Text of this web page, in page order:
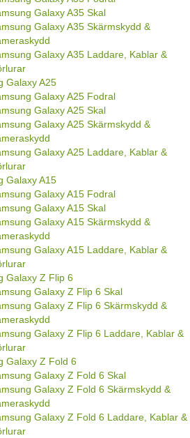
Galaxy A35 Skal
Galaxy A35 Skärmskydd &
Galaxy A35 Laddare, Kablar &
Galaxy A25
Galaxy A25 Fodral
Galaxy A25 Skal
Galaxy A25 Skärmskydd &
Galaxy A25 Laddare, Kablar &
Galaxy A15
Galaxy A15 Fodral
Galaxy A15 Skal
Galaxy A15 Skärmskydd &
Galaxy A15 Laddare, Kablar &
Galaxy Z Flip 6
Galaxy Z Flip 6 Skal
Galaxy Z Flip 6 Skärmskydd &
Galaxy Z Flip 6 Laddare, Kablar &
Galaxy Z Fold 6
Galaxy Z Fold 6 Skal
Galaxy Z Fold 6 Skärmskydd &
Galaxy Z Fold 6 Laddare, Kablar &